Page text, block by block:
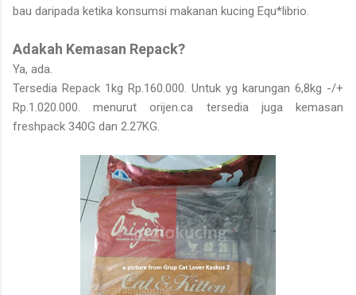
bau daripada ketika konsumsi makanan kucing Equ*librio.
Adakah Kemasan Repack?
Ya, ada.
Tersedia Repack 1kg Rp.160.000. Untuk yg karungan 6,8kg -/+
Rp.1.020.000. menurut orijen.ca tersedia juga kemasan
freshpack 340G dan 2.27KG.